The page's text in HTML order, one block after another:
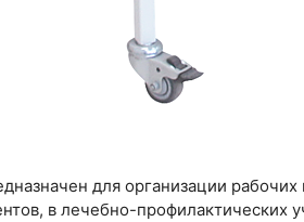
для организации
в лечебно-профилактических